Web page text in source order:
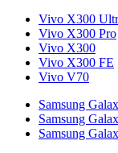
Vivo X300
Vivo X300 Pro
Vivo X300
Vivo X300 FE
Vivo V70
Samsung
Samsung
Samsung